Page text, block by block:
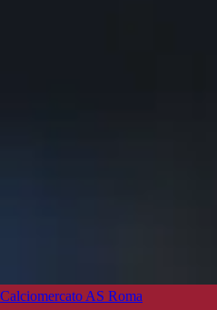
Calciomercato AS Roma